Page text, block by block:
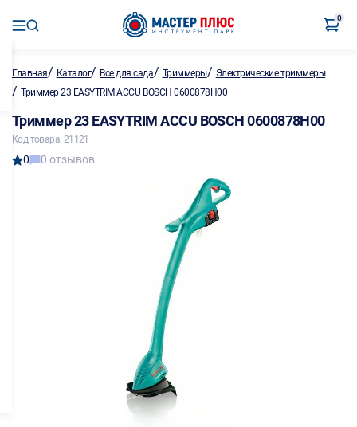
0
Главная/ Каталог/ Все для сада/ Триммеры/ Электрические триммеры
/ Триммер 23 EASYTRIM ACCU BOSCH 0600878H00
Триммер 23 EASYTRIM ACCU BOSCH 0600878H00
Код товара: 21121
0 0 отзывов